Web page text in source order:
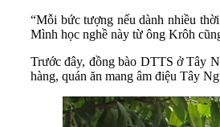
“Mỗi bức tượng nếu dành nhiều
Mình học nghề này từ ông Krôh
Trước đây, đồng bào DTTS ở Tây
hàng, quán ăn mang âm điệu Tây